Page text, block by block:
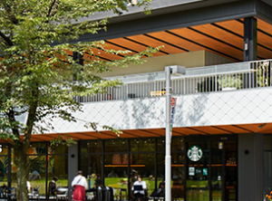
GUIDE SHOP ABOUT